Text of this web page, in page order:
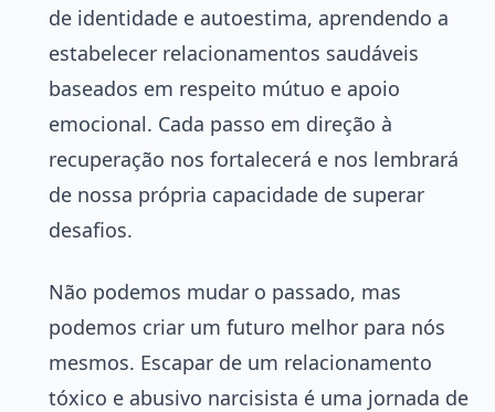
de identidade e autoestima, aprendendo a
estabelecer relacionamentos saudáveis
baseados em respeito mútuo e apoio
emocional. Cada passo em direção à
recuperação nos fortalecerá e nos lembrará
de nossa própria capacidade de superar
desafios.
Não podemos mudar o passado, mas
podemos criar um futuro melhor para nós
mesmos. Escapar de um relacionamento
tóxico e abusivo narcisista é uma jornada de